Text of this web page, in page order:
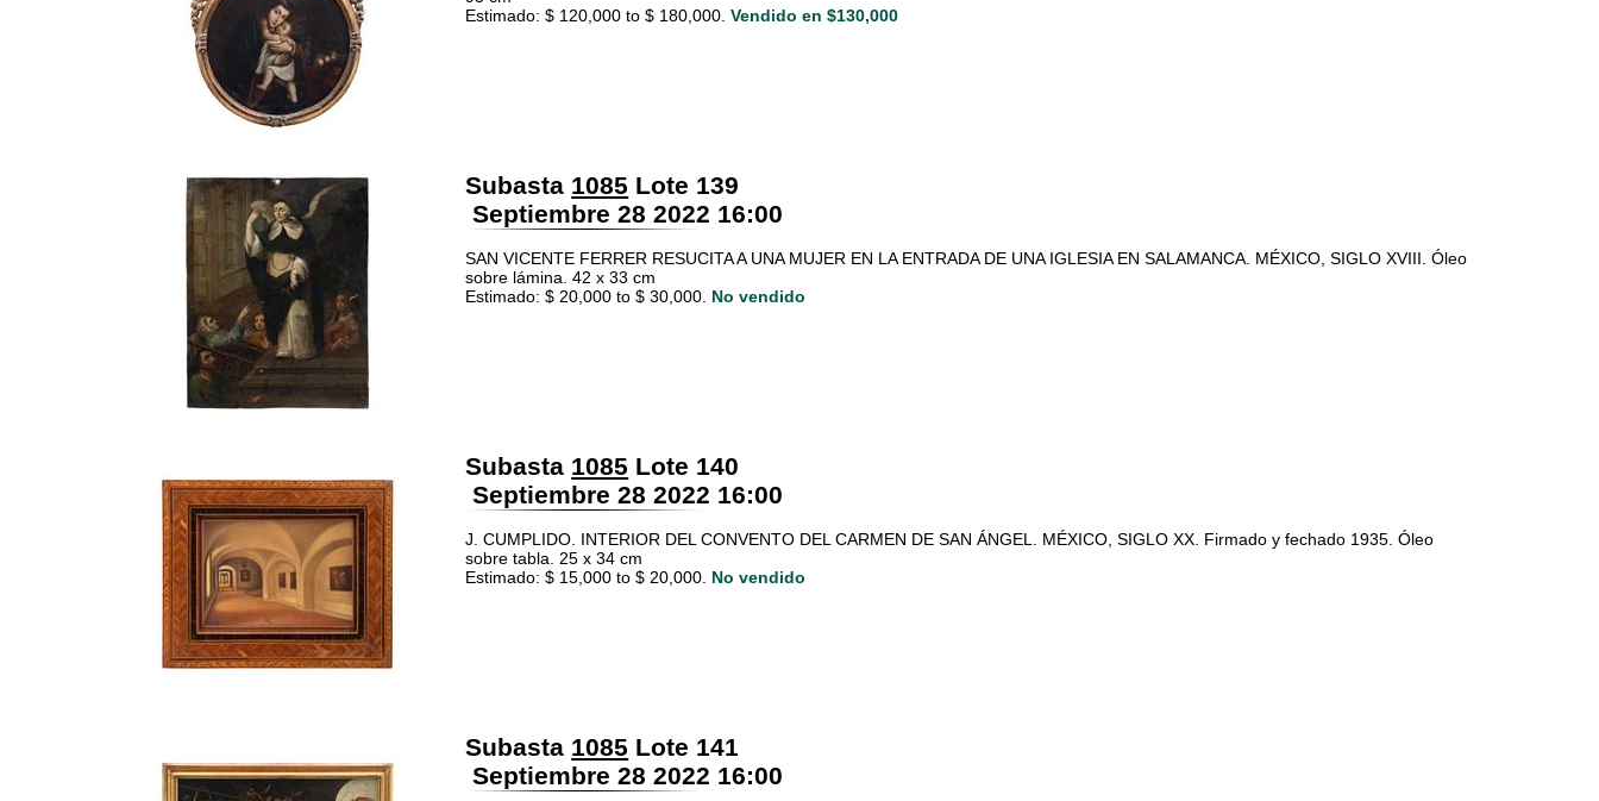
Estimado: $ 120,000 to $ 180,000. Vendido en $130,000
Subasta 1085 Lote 139
Septiembre 28 2022 16:00
SAN VICENTE FERRER RESUCITA A UNA MUJER EN LA ENTRADA DE UNA IGLESIA EN SALAMANCA. MÉXICO, SIGLO XVIII. Óleo
sobre lámina. 42 x 33 cm
Estimado: $ 20,000 to $ 30,000. No vendido
Subasta 1085 Lote 140
Septiembre 28 2022 16:00
J. CUMPLIDO. INTERIOR DEL CONVENTO DEL CARMEN DE SAN ÁNGEL. MÉXICO, SIGLO XX. Firmado y fechado 1935. Óleo
sobre tabla. 25 x 34 cm
Estimado: $ 15,000 to $ 20,000. No vendido
Subasta 1085 Lote 141
Septiembre 28 2022 16:00